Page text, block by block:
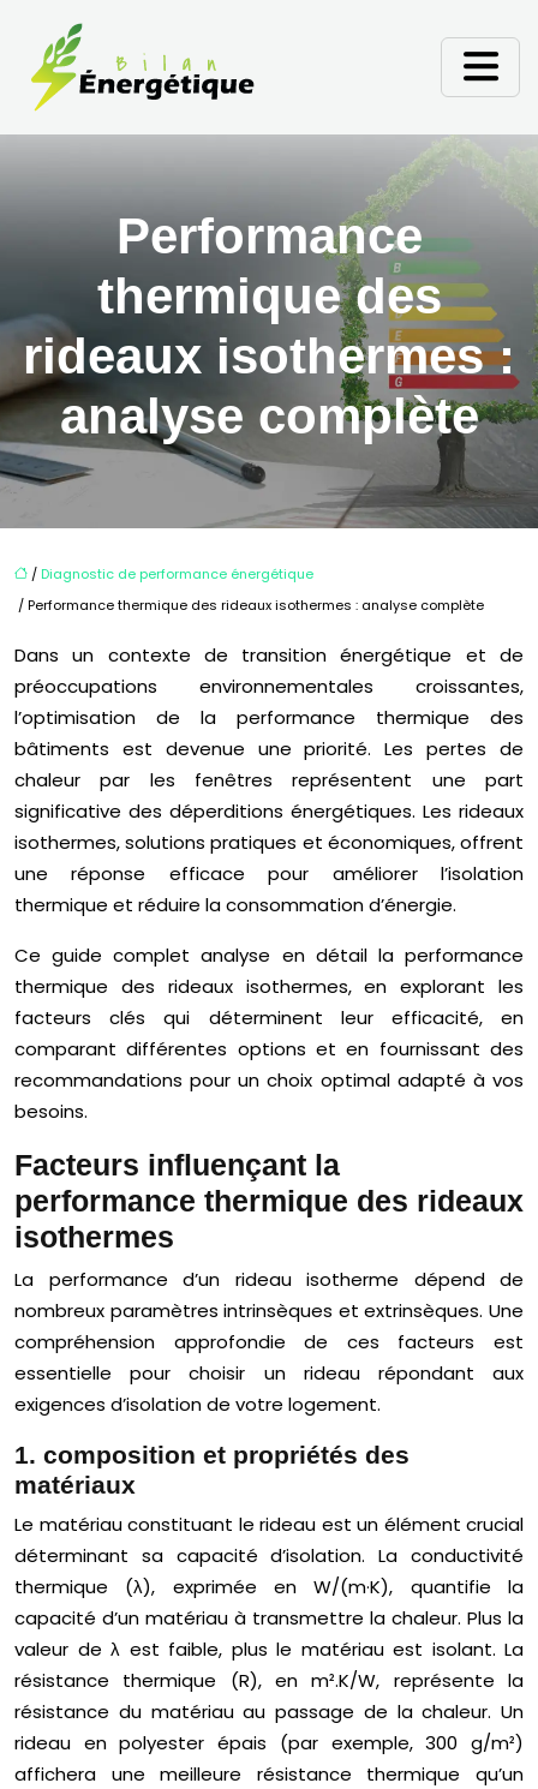
Performance
thermique des
rideaux isothermes :
analyse complète
/ Diagnostic de performance énergétique
/ Performance thermique des rideaux isothermes : analyse complète
Dans un contexte de transition énergétique et de
préoccupations environnementales croissantes,
l’optimisation de la performance thermique des
bâtiments est devenue une priorité. Les pertes de
chaleur par les fenêtres représentent une part
significative des déperditions énergétiques. Les rideaux
isothermes, solutions pratiques et économiques, offrent
une réponse efficace pour améliorer l’isolation
thermique et réduire la consommation d’énergie.
Ce guide complet analyse en détail la performance
thermique des rideaux isothermes, en explorant les
facteurs clés qui déterminent leur efficacité, en
comparant différentes options et en fournissant des
recommandations pour un choix optimal adapté à vos
besoins.
Facteurs influençant la
performance thermique des rideaux
isothermes
La performance d’un rideau isotherme dépend de
nombreux paramètres intrinsèques et extrinsèques. Une
compréhension approfondie de ces facteurs est
essentielle pour choisir un rideau répondant aux
exigences d’isolation de votre logement.
1. composition et propriétés des
matériaux
Le matériau constituant le rideau est un élément crucial
déterminant sa capacité d’isolation. La conductivité
thermique (λ), exprimée en W/(m·K), quantifie la
capacité d’un matériau à transmettre la chaleur. Plus la
valeur de λ est faible, plus le matériau est isolant. La
résistance thermique (R), en m².K/W, représente la
résistance du matériau au passage de la chaleur. Un
rideau en polyester épais (par exemple, 300 g/m²)
affichera une meilleure résistance thermique qu’un